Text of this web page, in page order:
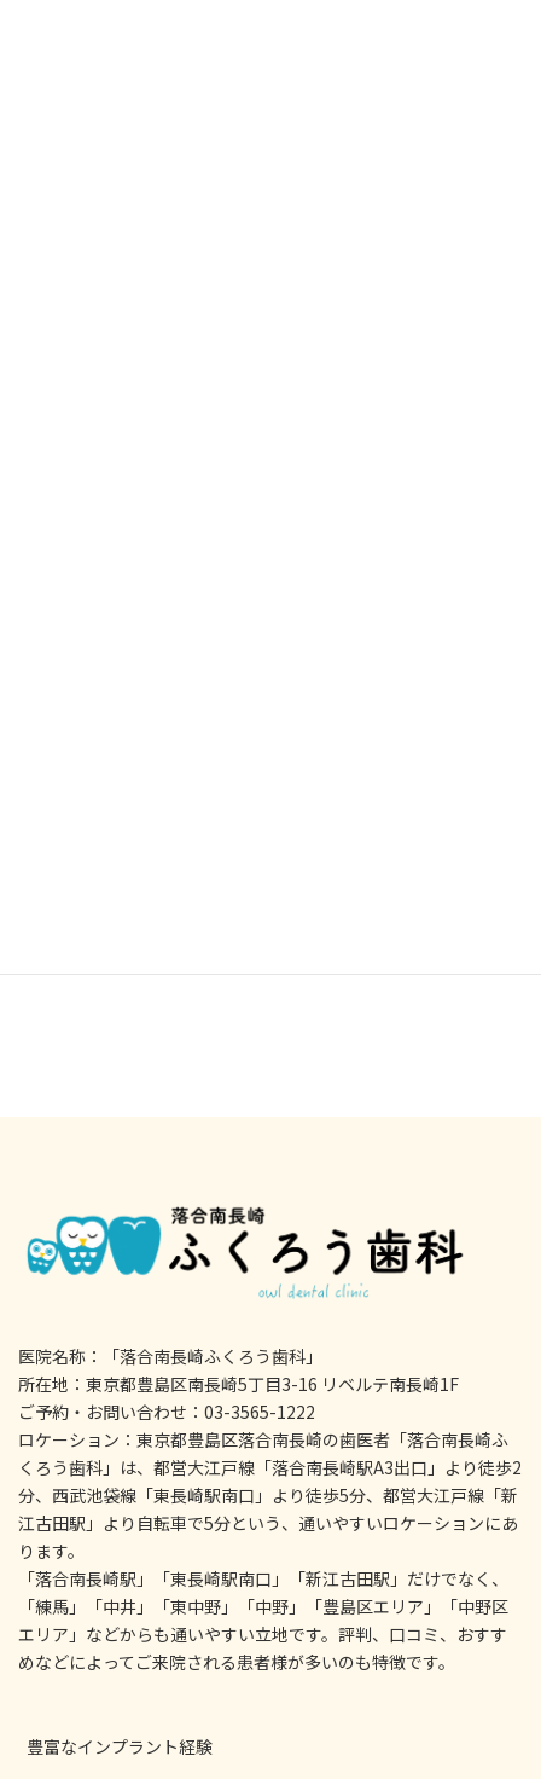
医院名称：「落合南長崎ふくろう歯科」
所在地：東京都豊島区南長崎5丁目3-16 リベルテ南長崎1F
ご予約・お問い合わせ：03-3565-1222
ロケーション：東京都豊島区落合南長崎の歯医者「落合南長崎ふ
くろう歯科」は、都営大江戸線「落合南長崎駅A3出口」より徒歩2
分、西武池袋線「東長崎駅南口」より徒歩5分、都営大江戸線「新
江古田駅」より自転車で5分という、通いやすいロケーションにあ
ります。
「落合南長崎駅」「東長崎駅南口」「新江古田駅」だけでなく、
「練馬」「中井」「東中野」「中野」「豊島区エリア」「中野区
エリア」などからも通いやすい立地です。評判、口コミ、おすす
めなどによってご来院される患者様が多いのも特徴です。
豊富なインプラント経験